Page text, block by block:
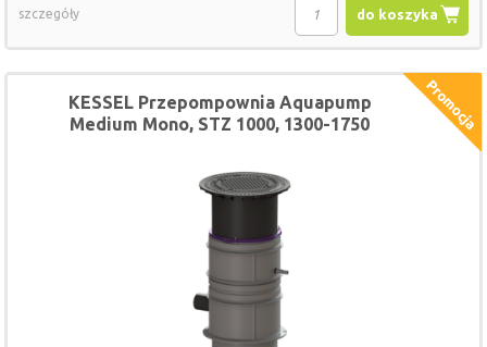
do koszyka
szczegóły
KESSEL Przepompownia Aquapump
Medium Mono, STZ 1000, 1300-1750